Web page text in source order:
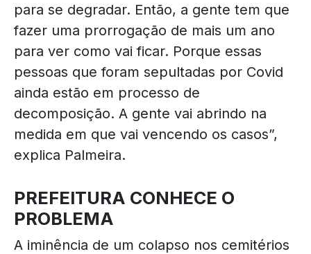
para se degradar. Então, a gente tem que
fazer uma prorrogação de mais um ano
para ver como vai ficar. Porque essas
pessoas que foram sepultadas por Covid
ainda estão em processo de
decomposição. A gente vai abrindo na
medida em que vai vencendo os casos”,
explica Palmeira.
PREFEITURA CONHECE O
PROBLEMA
A iminência de um colapso nos cemitérios